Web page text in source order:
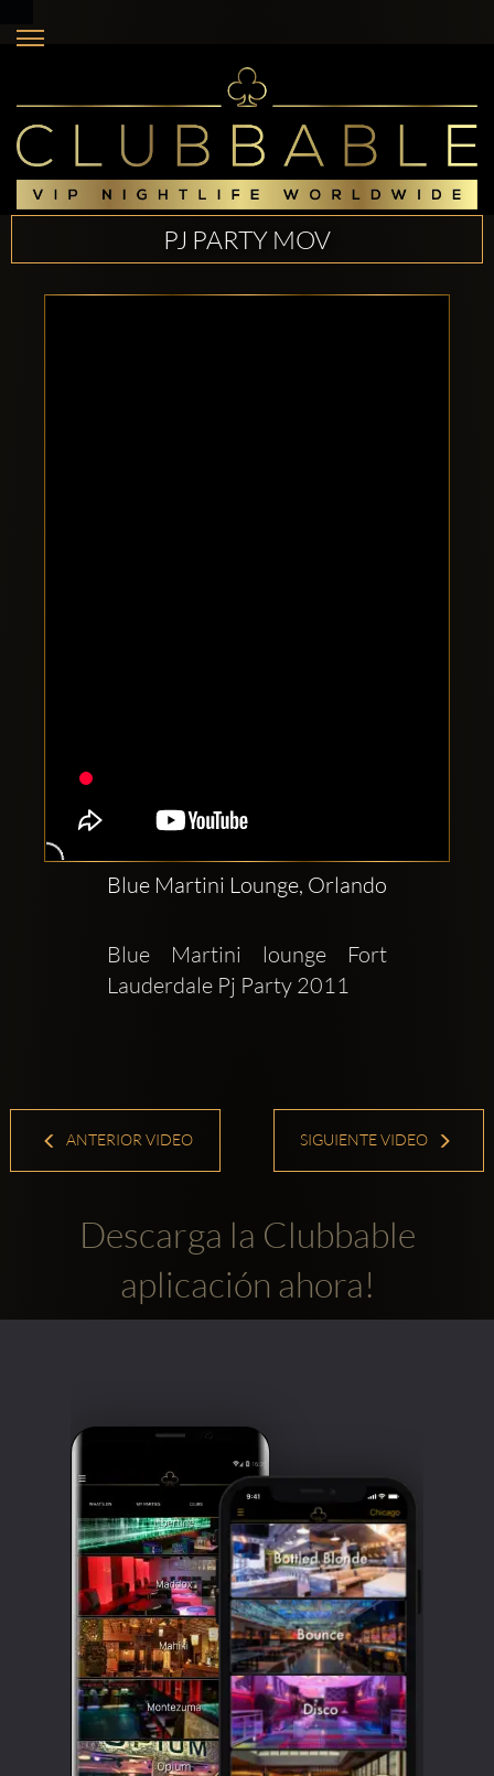
PJ PARTY MOV
Blue Martini Lounge, Orlando
Blue Martini lounge Fort
Lauderdale Pj Party 2011
ANTERIOR VIDEO SIGUIENTE VIDEO
Descarga la Clubbable
aplicación ahora!